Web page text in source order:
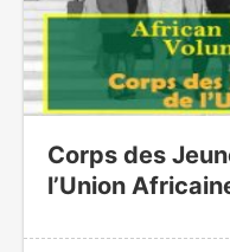
Corps des
l’Union